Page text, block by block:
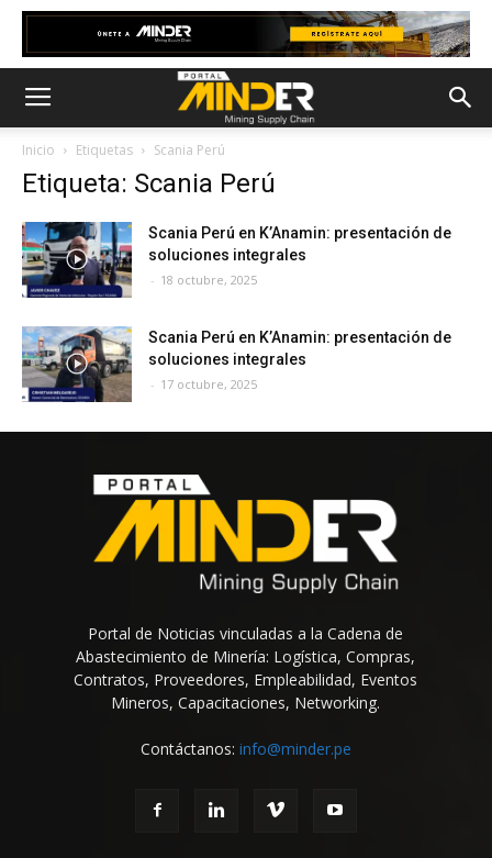
Inicio Etiquetas Scania Perú
Etiqueta: Scania Perú
Scania Perú en K’Anamin: presentación de
soluciones integrales
- 18 octubre, 2025
Scania Perú en K’Anamin: presentación de
soluciones integrales
- 17 octubre, 2025
Portal de Noticias vinculadas a la Cadena de
Abastecimiento de Minería: Logística, Compras,
Contratos, Proveedores, Empleabilidad, Eventos
Mineros, Capacitaciones, Networking.
Contáctanos: info@minder.pe